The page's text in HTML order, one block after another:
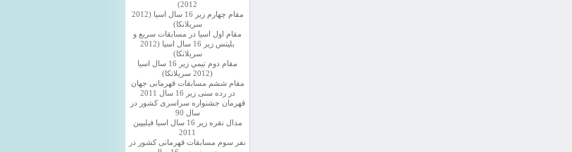
2012)
مقام چهارم زير 16 سال اسيا (2012
سريلانكا)
مقام اول اسيا در مسابقات سريع و
بليتس زير 16 سال اسيا (2012
سريلانكا)
مقام دوم تيمي زير 16 سال اسيا
(2012 سريلانكا)
مقام ششم مسابقات قهرمانی جهان
در رده سنی زیر 16 سال 2011
قهرمان جشنواره سراسری کشور در
سال 90
مدال نقره زیر 16 سال اسیا فیلیپین
2011
نفر سوم مسابقات قهرمانی کشور در